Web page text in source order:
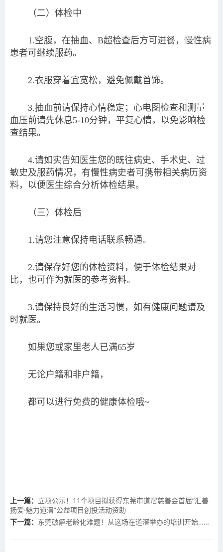
（二）体检中
1.空腹，在抽血、B超检查后方可进餐，慢性病
患者可继续服药。
2.衣服穿着宜宽松，避免佩戴首饰。
3.抽血前请保持心情稳定；心电图检查和测量
血压前请先休息5-10分钟，平复心情，以免影响检
查结果。
4.请如实告知医生您的既往病史、手术史、过
敏史及服药情况，有慢性病史者可携带相关病历资
料，以便医生综合分析体检结果。
（三）体检后
1.请您注意保持电话联系畅通。
2.请保存好您的体检资料，便于体检结果对
比，也可作为就医的参考资料。
3.请保持良好的生活习惯，如有健康问题请及
时就医。
如果您或家里老人已满65岁
无论户籍和非户籍，
都可以进行免费的健康体检哦~
上一篇： 立项公示！11个项目拟获得东莞市道滘慈善会首届“汇善
扬爱·魅力道滘”公益项目创投活动资助
下一篇： 东莞破解老龄化难题！从这场在道滘举办的培训开始……